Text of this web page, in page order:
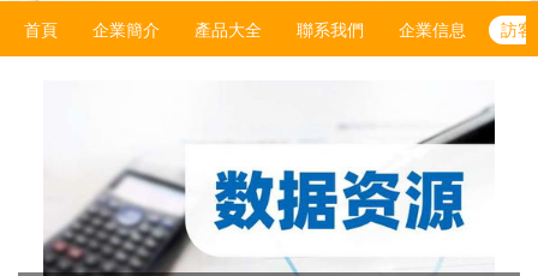
首頁 企業簡介 產品大全 聯系我們 企業信息 訪客